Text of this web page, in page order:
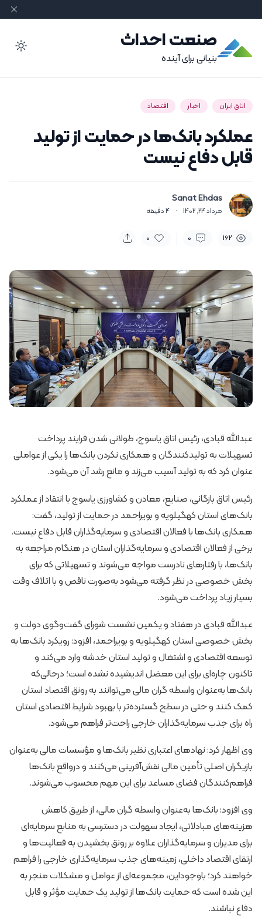
صنعت احداث
بنیانی برای آینده
اتاق ایران اخبار اقتصاد
عملکرد بانک‌ها در حمایت از تولید
قابل دفاع نیست
Sanat Ehdas
مرداد 24, 1402 ·
4دقیقه
162
0
0
عبدالله قبادی، رئیس اتاق یاسوج، طولانی شدن فرایند پرداخت
تسهیلات به تولیدکنندگان و همکاری نکردن بانک‌ها را یکی از عواملی
عنوان کرد که به تولید آسیب می‌زند و مانع رشد آن می‌شود.
رئیس اتاق بازگانی، صنایع، معادن و کشاورزی یاسوج با انتقاد از عملکرد
بانک‌های استان کهگیلویه و بویراحمد در حمایت از تولید، گفت:
همکاری بانک‌ها با فعالان اقتصادی و سرمایه‌گذاران قابل دفاع نیست.
برخی از فعالان اقتصادی و سرمایه‌گذاران استان در هنگام مراجعه به
بانک‌ها، با رفتارهای نادرست مواجه می‌شوند و تسهیلاتی که برای
بخش خصوصی در نظر گرفته می‌شود به‌صورت ناقص و با اتلاف وقت
بسیار زیاد پرداخت می‌شود.
عبدالله قبادی در هفتاد و یکمین نشست شورای گفت‌وگوی دولت و
بخش خصوصی استان کهگیلویه و بویراحمد، افزود: رویکرد بانک‌ها به
توسعه اقتصادی و اشتغال و تولید استان خدشه وارد می‌کند و
تاکنون چاره‌ای برای این معضل اندیشیده نشده است؛ درحالی‌که
بانک‌ها به‌عنوان واسطه گران مالی می‌توانند به رونق اقتصاد استان
کمک کنند و حتی در سطح گسترده‌تر با بهبود شرایط اقتصادی استان
راه برای جذب سرمایه‌گذاران خارجی راحت‌تر فراهم می‌شود.
وی اظهار کرد: نهادهای اعتباری نظیر بانک‌ها و مؤسسات مالی به‌عنوان
بازیگران اصلی تأمین مالی نقش‌آفرینی می‌کنند و درواقع بانک‌ها
فراهم‌کنندگان فضای مساعد برای این مهم محسوب می‌شوند.
وی افزود: بانک‌ها به‌عنوان واسطه گران مالی، از طریق کاهش
هزینه‌های مبادلاتی، ایجاد سهولت در دسترسی به منابع سرمایه‌ای
برای مدیران و سرمایه‌گذاران علاوه بر رونق بخشیدن به فعالیت‌ها و
ارتقای اقتصاد داخلی، زمینه‌های جذب سرمایه‌گذاری خارجی را فراهم
خواهند کرد؛ باوجوداین، مجموعه‌ای از عوامل و مشکلات منجر به
این شده است که حمایت بانک‌ها از تولید یک حمایت مؤثر و قابل
دفاع نباشند.